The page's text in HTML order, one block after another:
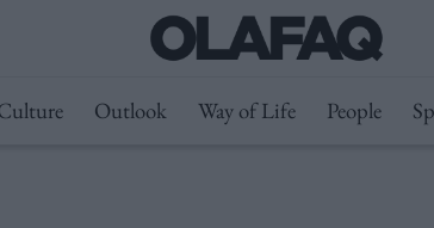
Outlook Way of Life People